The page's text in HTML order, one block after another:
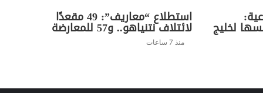
لخليج
استطلاع “معاريف”: 49 مقعدًا
لائتلاف نتنياهو.. و57 للمعارضة
منذ 7 ساعات